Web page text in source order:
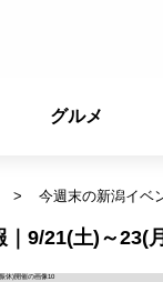
グルメ
今週末の新潟イベ
9/21(土)～23(